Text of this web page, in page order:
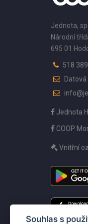
Jednota,
Národní
695 01
518
Jednota
COOP
Vnitřní
Souhlas s